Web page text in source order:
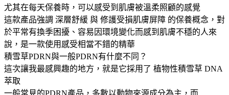
尤其在每天保養時，可以感受到肌膚被溫柔照顧的感覺
這款產品強調 深層舒緩 與 修護受損肌膚屏障 的保養概念，對
於平常有換季困擾、容易因環境變化而感到肌膚不穩的人來
說，是一款使用感受相當不錯的精華
積雪草PDRN與一般PDRN有什麼不同？
這次讓我最感興趣的地方，就是它採用了 植物性積雪草 DNA
萃取
一般常見的PDRN產品，多數以動物來源成分為主，而